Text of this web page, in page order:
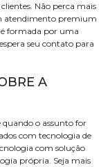
Não perca mais
atendimento premium
é formada por uma
seu contato para
A
quando o assunto for
com tecnologia de
com solução
própria. Seja mais